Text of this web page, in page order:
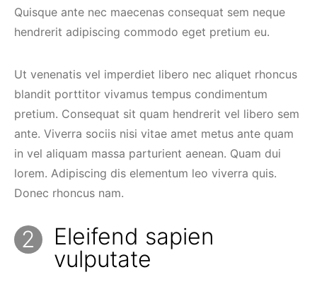
Quisque ante nec maecenas consequat sem neque
hendrerit adipiscing commodo eget pretium eu.
Ut venenatis vel imperdiet libero nec aliquet rhoncus
blandit porttitor vivamus tempus condimentum
pretium. Consequat sit quam hendrerit vel libero sem
ante. Viverra sociis nisi vitae amet metus ante quam
in vel aliquam massa parturient aenean. Quam dui
lorem. Adipiscing dis elementum leo viverra quis.
Donec rhoncus nam.
Eleifend sapien
vulputate